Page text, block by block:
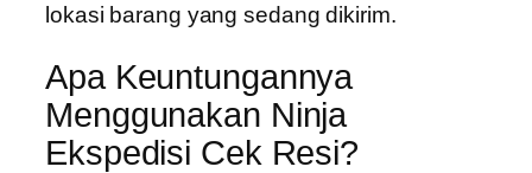
lokasi barang yang sedang dikirim.
Apa Keuntungannya
Menggunakan Ninja
Ekspedisi Cek Resi?